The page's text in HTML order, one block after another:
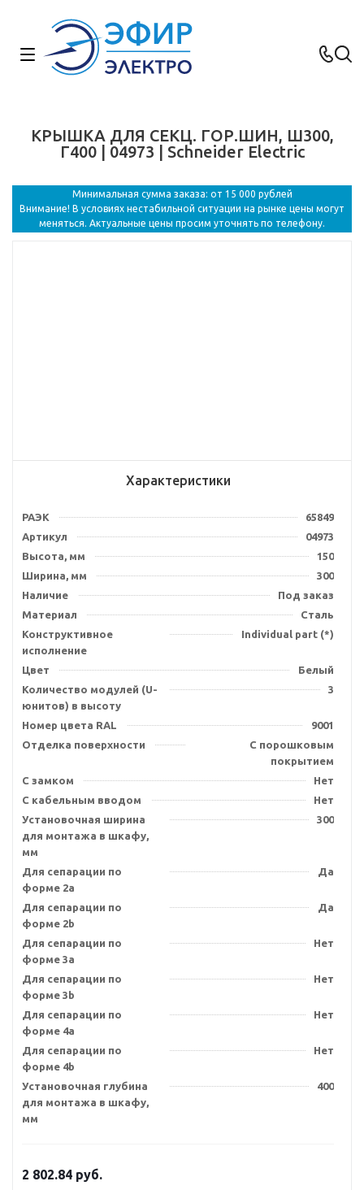
КРЫШКА ДЛЯ СЕКЦ. ГОР.ШИН, Ш300,
Г400 | 04973 | Schneider Electric
Минимальная сумма заказа: от 15 000 рублей
Внимание! В условиях нестабильной ситуации на рынке цены могут
меняться. Актуальные цены просим уточнять по телефону.
Характеристики
РАЭК
65849
Артикул
04973
Высота, мм
150
Ширина, мм
300
Наличие
Под заказ
Материал
Сталь
Конструктивное
исполнение
Individual part (*)
Цвет
Белый
Количество модулей (U-
юнитов) в высоту
3
Номер цвета RAL
9001
Отделка поверхности
С порошковым
покрытием
С замком
Нет
С кабельным вводом
Нет
Установочная ширина
для монтажа в шкафу,
мм
300
Для сепарации по
форме 2a
Да
Для сепарации по
форме 2b
Да
Для сепарации по
форме 3a
Нет
Для сепарации по
форме 3b
Нет
Для сепарации по
форме 4a
Нет
Для сепарации по
форме 4b
Нет
Установочная глубина
для монтажа в шкафу,
мм
400
2 802.84 руб.